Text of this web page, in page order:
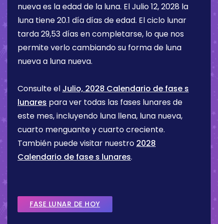
nueva es la edad de la luna. ElJulio 12, 2028 la
luna tiene20.1 díadías de edad. El ciclo lunar
tarda 29,53 días en completarse, lo que nos
permite verlo cambiando su forma de luna
nueva a luna nueva.
Consulte el Julio, 2028 Calendario de fase s
lunares para ver todas las fases lunares de
este mes, incluyendo luna llena, luna nueva,
cuarto menguante y cuarto creciente.
También puede visitar nuestro 2028
Calendario de fase s lunares.
FASE LUNAR DE HOY